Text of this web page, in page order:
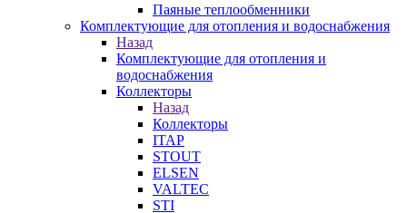
Паяные теплообменники
Комплектующие для отопления и водоснабжения
Назад
Комплектующие для отопления и
водоснабжения
Коллекторы
Назад
Коллекторы
ITAP
STOUT
ELSEN
VALTEC
STI